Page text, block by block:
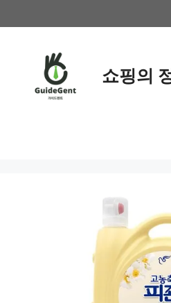
텐
쇼핑의